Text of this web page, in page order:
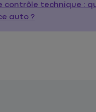
contrôle technique :
auto ?